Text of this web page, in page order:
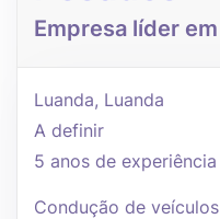
Empresa líder
Luanda, Luanda
A definir
5 anos de
Condução de